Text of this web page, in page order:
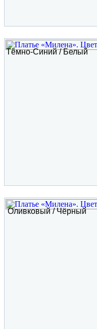
Тёмно-Синий / Белый
Оливковый / Чёрный